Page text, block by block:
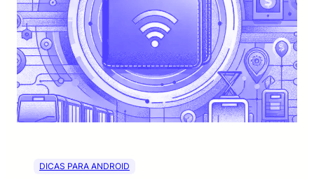
DICAS PARA ANDROID